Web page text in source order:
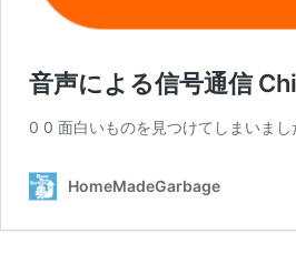
音声による信号通信
0 0 面白いものを見つけてしまいま
HomeMadeGarbage